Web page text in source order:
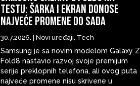
testu: šarka i ekran donose
najveće promene do sada
30.7.2026. |Novi uređaji Tech
Samsung je sa novim modelom Galaxy Z
Fold8 nastavio razvoj svoje premijum
serije preklopnih telefona, ali ovog puta
najveće promene nisu skrivene u